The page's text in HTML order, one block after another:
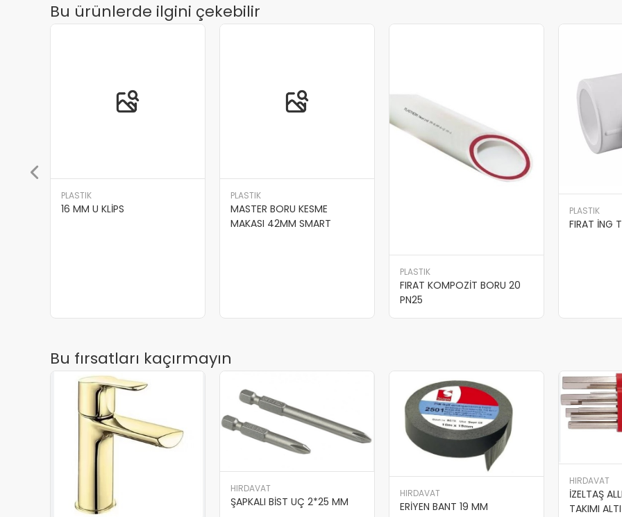
Bu ürünlerde ilgini çekebilir
PLASTIK
MASTER BORU KESME
PLASTIK
FIRAT
KIRMIZI
Bu fırsatları kaçırmayın
HIRDAVAT
ŞAPKALI BİST UÇ 2*25 MM
HIRDAVAT
ERİYEN BANT 19 MM
HIRDAVAT
İZELTAŞ
TAKIMI